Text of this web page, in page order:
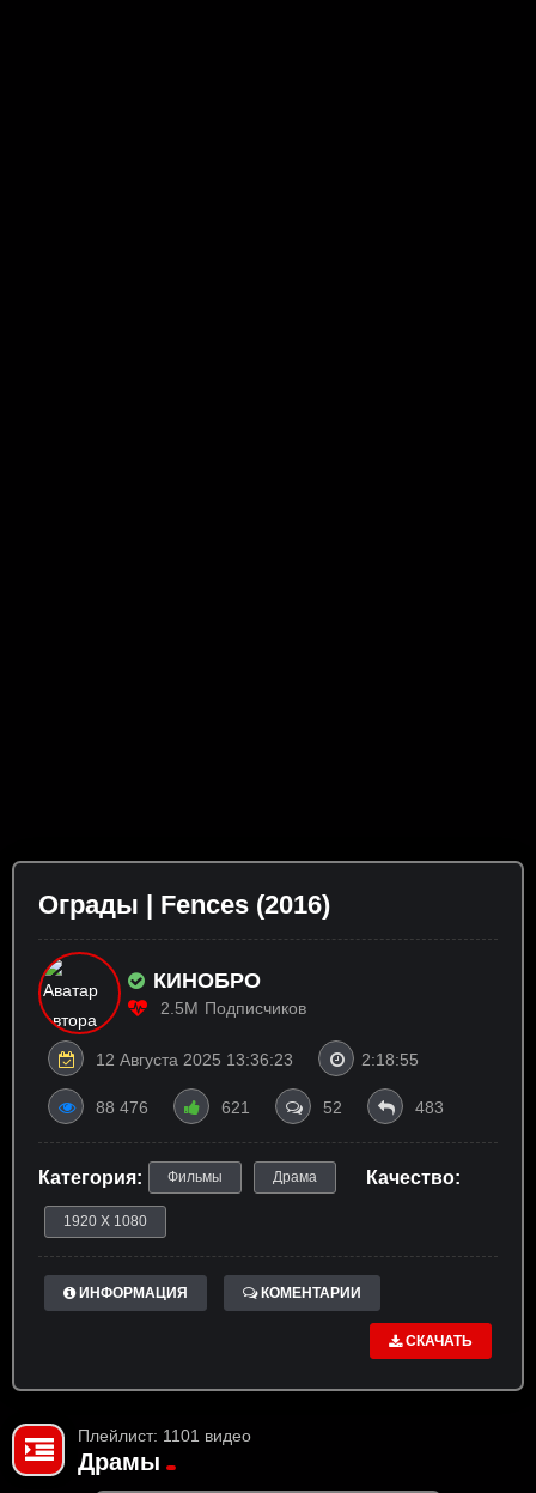
Ограды | Fences (2016)
КИНОБРО
2.5M Подписчиков
12 Августа 2025 13:36:23 2:18:55
88 476 621 52 483
Категория: Фильмы Драма Качество:
1920 X 1080
ИНФОРМАЦИЯ КОМЕНТАРИИ
СКАЧАТЬ
Плейлист: 1101 видео
Драмы